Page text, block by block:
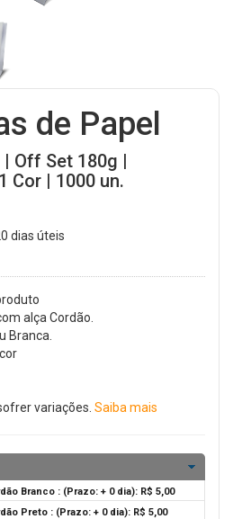
de Papel
Off Set 180g |
Cor | 1000 un.
dias úteis
alça Cordão.
Branca.
variações. Saiba mais
Branco : (Prazo: + 0 dia): R$ 5,00
Preto : (Prazo: + 0 dia): R$ 5,00